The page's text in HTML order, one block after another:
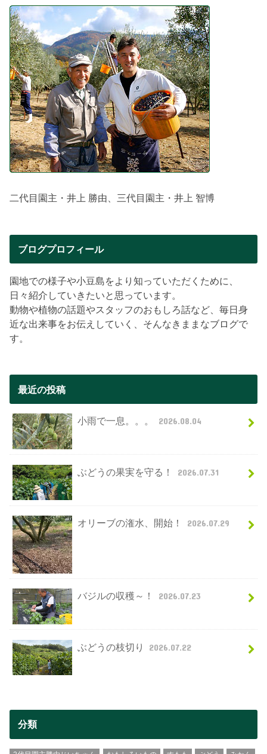
二代目園主・井上 勝由、三代目園主・井上 智博
ブログプロフィール
園地での様子や小豆島をより知っていただくために、
日々紹介していきたいと思っています。
動物や植物の話題やスタッフのおもしろ話など、毎日身
近な出来事をお伝えしていく、そんなきままなブログで
す。
最近の投稿
小雨で一息。。。 2026.08.04
ぶどうの果実を守る！ 2026.07.31
オリーブの潅水、開始！ 2026.07.29
バジルの収穫～！ 2026.07.23
ぶどうの枝切り 2026.07.22
分類